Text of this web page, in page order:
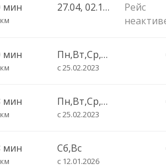
мин 27.04, 02.11, 28.12, 01.11
Рейс
мин Пн,Вт,Ср,Чт,Пт
с 25.02.2023
мин Пн,Вт,Ср,Чт,Пт
с 25.02.2023
мин Сб,Вс
с 12.01.2026